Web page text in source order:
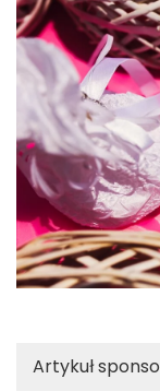
Artykuł